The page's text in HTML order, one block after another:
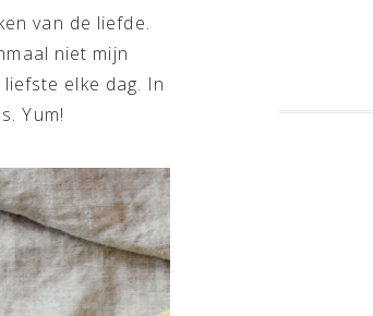
van de liefde.
niet mijn
elke dag. In
Yum!